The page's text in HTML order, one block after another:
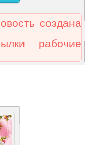
создана
рабочие